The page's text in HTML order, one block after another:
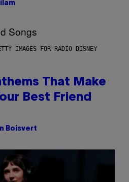
IMAGES FOR RADIO DISNEY
That Make
Best Friend
Boisvert